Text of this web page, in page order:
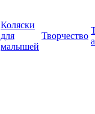
Коляски
для
малышей
Творчество